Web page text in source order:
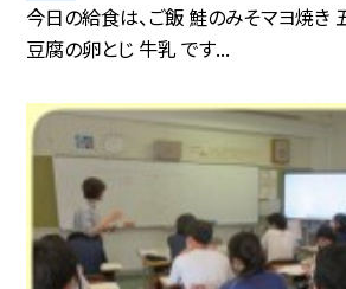
今日の給食は、ご飯 鮭のみそマヨ焼き
豆腐の卵とじ 牛乳 です...